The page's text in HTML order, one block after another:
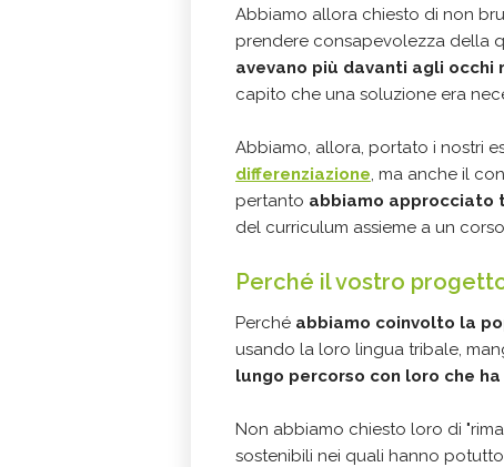
Abbiamo allora chiesto di non
prendere consapevolezza della
avevano più davanti agli occhi
capito che una soluzione era
Abbiamo, allora, portato i nostri
differenziazione, ma anche il
pertanto abbiamo approcciato
del curriculum assieme a un
Perché il vostro
Perché abbiamo coinvolto la
usando la loro lingua tribale,
lungo percorso con loro che
Non abbiamo chiesto loro di
sostenibili nei quali hanno